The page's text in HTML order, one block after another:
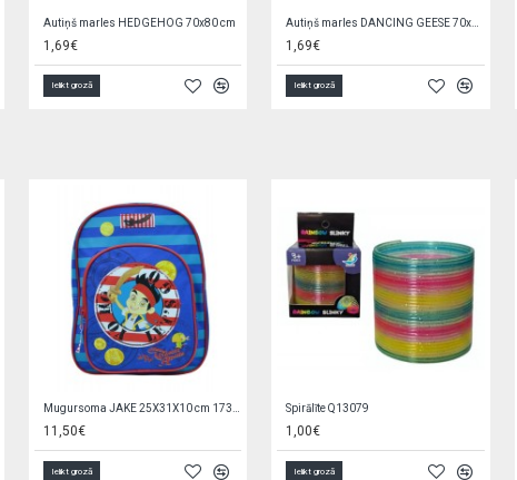
Kluči 200 el. H8554
15,00€
Ielikt grozā
Liels suns LAKI 45 cm C6546
15,90€
Ielikt grozā
21,90€
Ielikt grozā
Koka stumjamā rotaļlieta-rati (6495)
42,90€
Ielikt grozā